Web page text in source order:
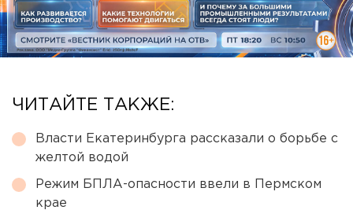
ЧИТАЙТЕ ТАКЖЕ:
Власти Екатеринбурга рассказали о борьбе с
желтой водой
Режим БПЛА-опасности ввели в Пермском
крае